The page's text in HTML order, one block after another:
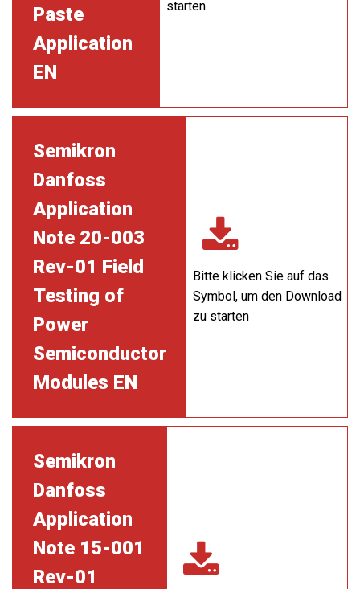
Paste
Application
EN
starten
Semikron
Danfoss
Application
Note 20-003
Rev-01 Field
Testing of
Power
Semiconductor
Modules EN
Bitte klicken Sie auf das
Symbol, um den Download
zu starten
Semikron
Danfoss
Application
Note 15-001
Rev-01